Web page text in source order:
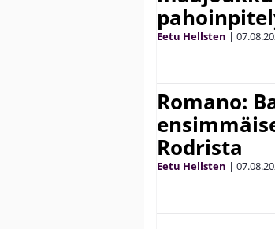
Eetu Hellsten |
Romano:
Rodrista
Eetu Hellsten |